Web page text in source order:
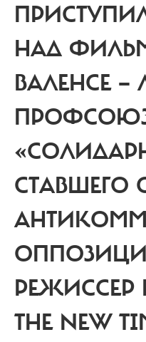
НАД
ВАЛЕНСЕ —
СТАВШЕГО
РЕЖИССЕР
THE NEW